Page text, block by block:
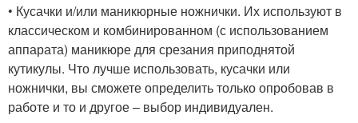
• Кусачки и/или маникюрные ножнички. Их используют в
классическом и комбинированном (с использованием
аппарата) маникюре для срезания приподнятой
кутикулы. Что лучше использовать, кусачки или
ножнички, вы сможете определить только опробовав в
работе и то и другое – выбор индивидуален.